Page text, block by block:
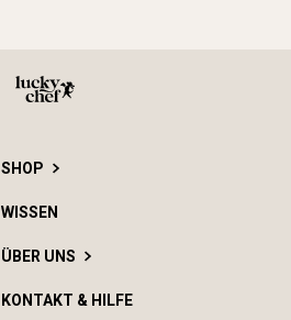
SHOP
WISSEN
ÜBER UNS
KONTAKT & HILFE